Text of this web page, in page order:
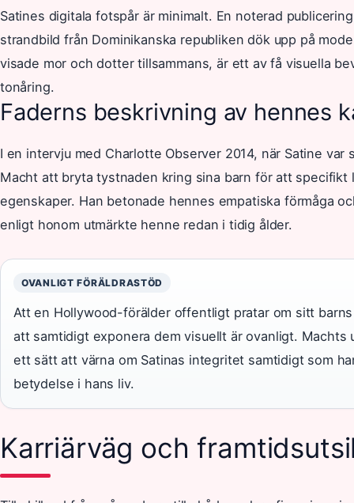
Satines digitala fotspår är minimalt. En noterad
strandbild från Dominikanska republiken dök upp på
visade mor och dotter tillsammans, är ett av få visuella
tonåring.
Faderns beskrivning av hennes
I en intervju med Charlotte Observer 2014, när Satine var
Macht att bryta tystnaden kring sina barn för att
egenskaper. Han betonade hennes empatiska förmåga
enligt honom utmärkte henne redan i tidig ålder.
OVANLIGT FÖRÄLDRASTÖD
Att en Hollywood-förälder offentligt pratar om sitt
att samtidigt exponera dem visuellt är ovanligt. Machts
ett sätt att värna om Satinas integritet samtidigt som
betydelse i hans liv.
Karriärväg och